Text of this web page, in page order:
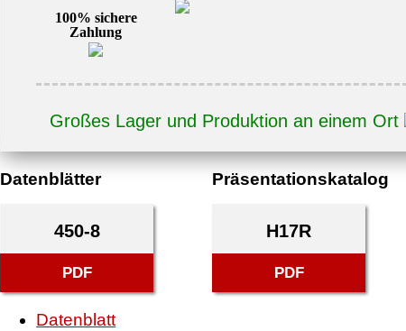
100% sichere
Zahlung
Großes Lager und Produktion an einem Ort
Datenblätter
450-8
PDF
Präsentationskatalog
H17R
PDF
Datenblatt